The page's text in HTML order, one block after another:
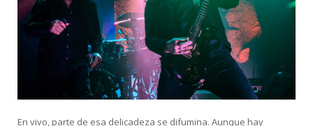
En vivo, parte de esa delicadeza se difumina. Aunque hay